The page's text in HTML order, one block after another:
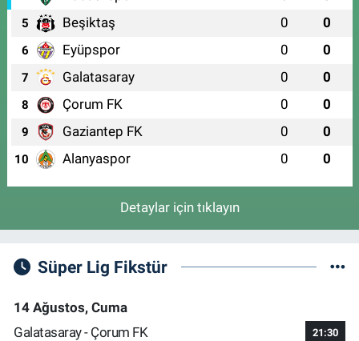
5 Beşiktaş 0 0
6 Eyüpspor 0 0
7 Galatasaray 0 0
8 Çorum FK 0 0
9 Gaziantep FK 0 0
10 Alanyaspor 0 0
Detaylar için tıklayın
Süper Lig Fikstür
14 Ağustos, Cuma
Galatasaray - Çorum FK
21:30